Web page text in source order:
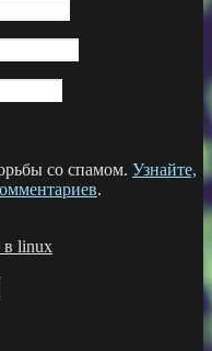
со спамом. Узнайте,
.
в linux